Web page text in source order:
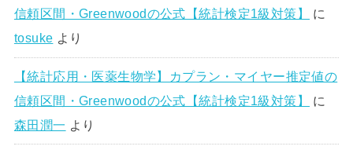
信頼区間・Greenwoodの公式【統計検定1級対策】
に
tosuke より
【統計応用・医薬生物学】カプラン・マイヤー推定値の
信頼区間・Greenwoodの公式【統計検定1級対策】
に
森田潤一 より